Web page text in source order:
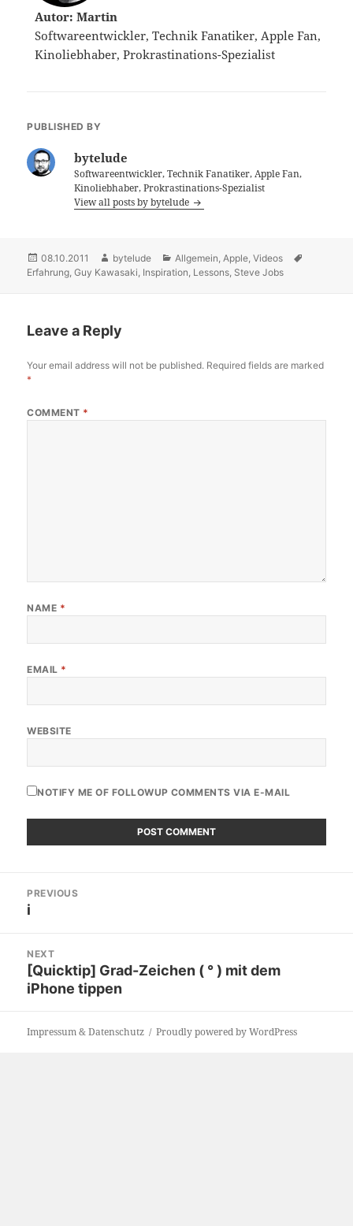
Autor: Martin
Softwareentwickler, Technik Fanatiker, Apple Fan,
Kinoliebhaber, Prokrastinations-Spezialist
PUBLISHED BY
bytelude
Softwareentwickler, Technik Fanatiker, Apple Fan,
Kinoliebhaber, Prokrastinations-Spezialist
View all posts by bytelude
Posted
on
08.10.2011 Author
bytelude Categories
Allgemein Apple ,Videos
Erfahrung ,Guy Kawasaki Inspiration Lessons Steve Jobs
Leave a Reply
Your email address will not be published. Required fields are marked
*
COMMENT *
NAME *
EMAIL *
WEBSITE
NOTIFY ME OF FOLLOWUP COMMENTS VIA E-MAIL
navigation
PREVIOUS
Previous
i
NEXT
Next
post:
[Quicktip] Grad-Zeichen ( ° ) mit dem
iPhone tippen
Impressum & Datenschutz Proudly powered by WordPress